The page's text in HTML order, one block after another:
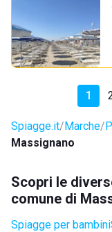
1
Spiagge.it Marche
Massignano
Scopri le
comune di
Spiagge per bambini